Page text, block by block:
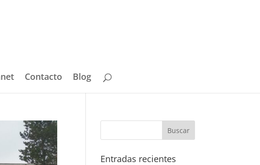
Contacto Blog
Entradas recientes